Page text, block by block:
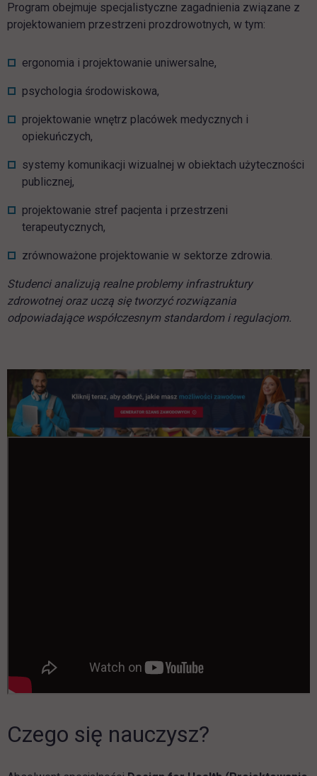
Program obejmuje specjalistyczne zagadnienia związane z
projektowaniem przestrzeni prozdrowotnych, w tym:
ergonomia i projektowanie uniwersalne,
psychologia środowiskowa,
projektowanie wnętrz placówek medycznych i
opiekuńczych,
systemy komunikacji wizualnej w obiektach użyteczności
publicznej,
projektowanie stref pacjenta i przestrzeni
terapeutycznych,
zrównoważone projektowanie w sektorze zdrowia.
Studenci analizują realne problemy infrastruktury
zdrowotnej oraz uczą się tworzyć rozwiązania
odpowiadające współczesnym standardom i regulacjom.
Czego się nauczysz?